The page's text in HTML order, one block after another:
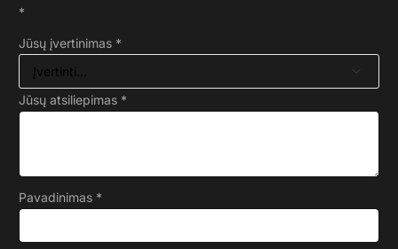
*
Jūsų įvertinimas *
Jūsų atsiliepimas *
Pavadinimas *